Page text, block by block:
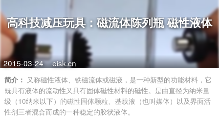
高科技减压玩具：磁流体陈列瓶 磁性液体
2015-03-24 eisk.cn
简介： 又称磁性液体、铁磁流体或磁液，是一种新型的功能材料，它
既具有液体的流动性又具有固体磁性材料的磁性。是由直径为纳米量
级（10纳米以下）的磁性固体颗粒、基载液（也叫媒体）以及界面活
性剂三者混合而成的一种稳定的胶状液体。